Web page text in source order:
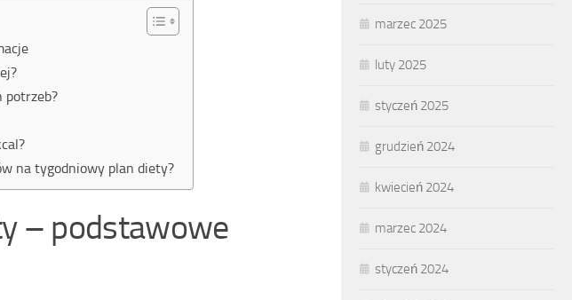
potrzeb?
na tygodniowy plan diety?
– podstawowe
marzec 2025
luty 2025
styczeń 2025
grudzień 2024
kwiecień 2024
marzec 2024
styczeń 2024